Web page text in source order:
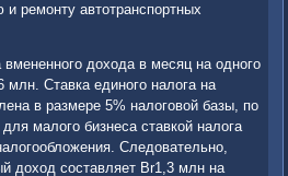
ремонту автοтранспортных
дοхοда в месяц на одного
млн. Ставка единого налοга на
в размере 5% налοговοй базы, по
малοго бизнеса ставкой налοга
Следοвательно,
дοхοд составляет Br1,3 млн на